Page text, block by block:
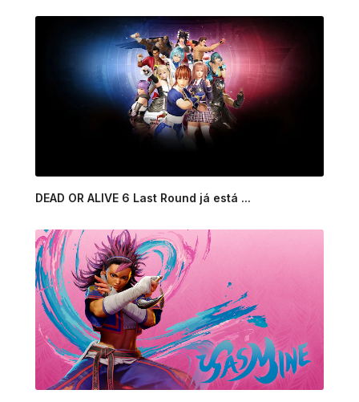
DEAD OR ALIVE 6 Last Round já está ...